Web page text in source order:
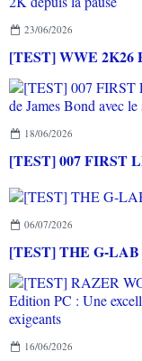
23/06/2026
18/06/2026
06/07/2026
[TEST] THE G-
16/06/2026